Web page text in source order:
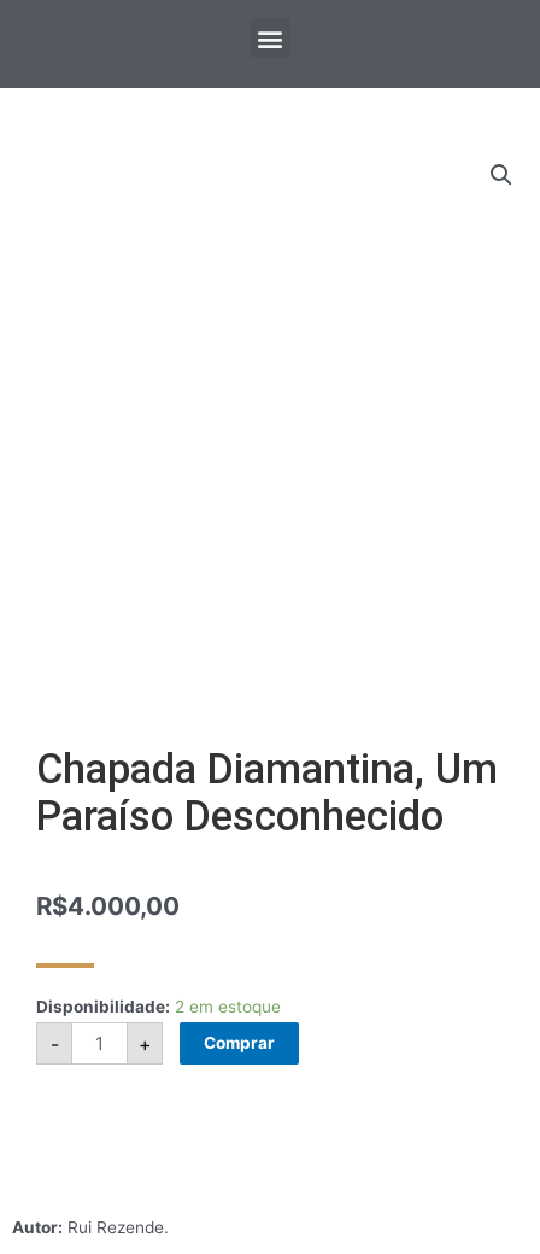
Chapada Diamantina, Um
Paraíso Desconhecido
R$4.000,00
Disponibilidade: 2 em estoque
- + Comprar
Autor: Rui Rezende.